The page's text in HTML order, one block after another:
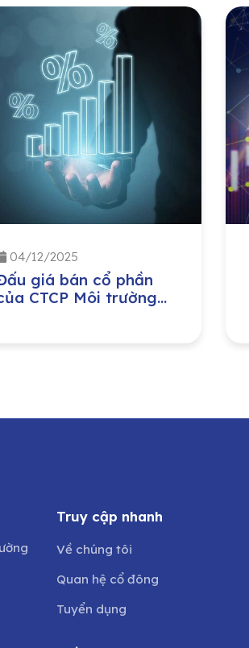
04/12/2025
giá bán cổ phần
CTCP Môi trường
Truy cập nhanh
Về chúng tôi
Quan hệ cổ đông
Tuyển dụng